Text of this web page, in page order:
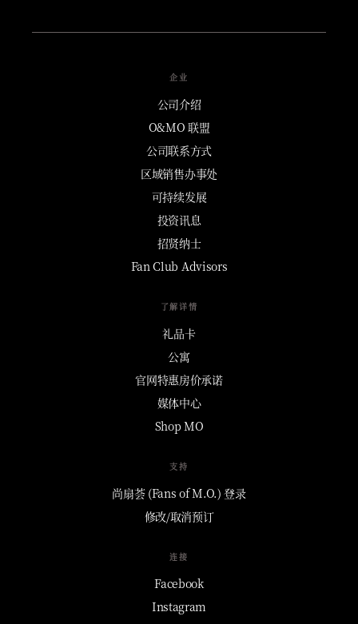
企业
公司介绍
O&MO 联盟
公司联系方式
区域销售办事处
可持续发展
投资讯息
招贤纳士
Fan Club Advisors
了解详情
礼品卡
公寓
官网特惠房价承诺
媒体中心
Shop MO
支持
尚扇荟 (Fans of M.O.) 登录
修改/取消预订
连接
Facebook
Instagram